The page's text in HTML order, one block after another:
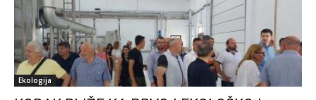
Ekologija